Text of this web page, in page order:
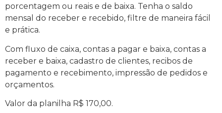
porcentagem ou reais e de baixa. Tenha o saldo
mensal do receber e recebido, filtre de maneira fácil
e prática.
Com fluxo de caixa, contas a pagar e baixa, contas a
receber e baixa, cadastro de clientes, recibos de
pagamento e recebimento, impressão de pedidos e
orçamentos.
Valor da planilha R$ 170,00.